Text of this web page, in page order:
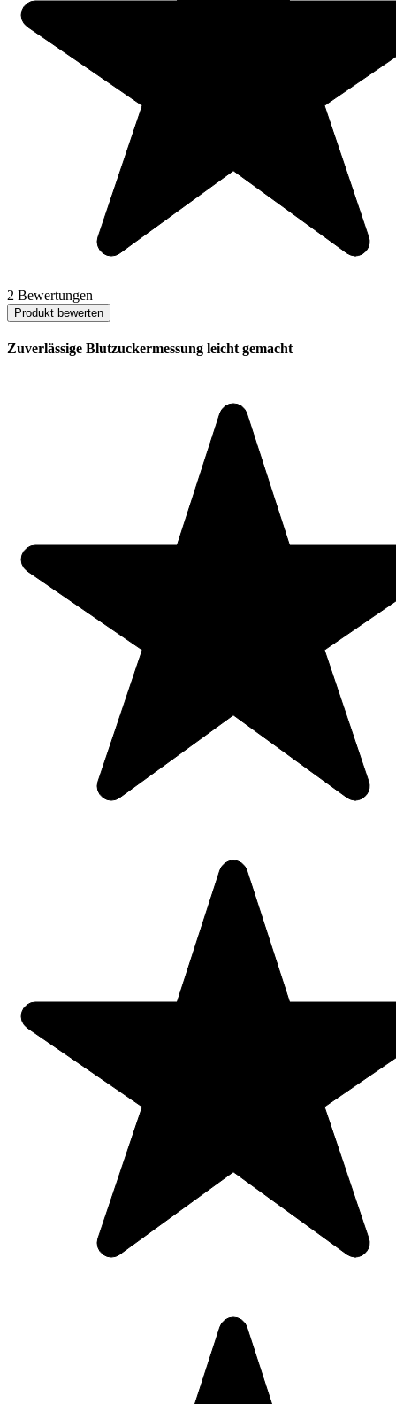
2 Bewertungen
Produkt bewerten
Zuverlässige Blutzuckermessung leicht gemacht